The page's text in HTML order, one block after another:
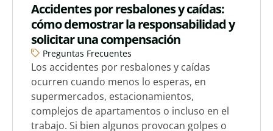
Accidentes por resbalones y caídas:
cómo demostrar la responsabilidad y
solicitar una compensación
Preguntas Frecuentes
Los accidentes por resbalones y caídas
ocurren cuando menos lo esperas, en
supermercados, estacionamientos,
complejos de apartamentos o incluso en el
trabajo. Si bien algunos provocan golpes o